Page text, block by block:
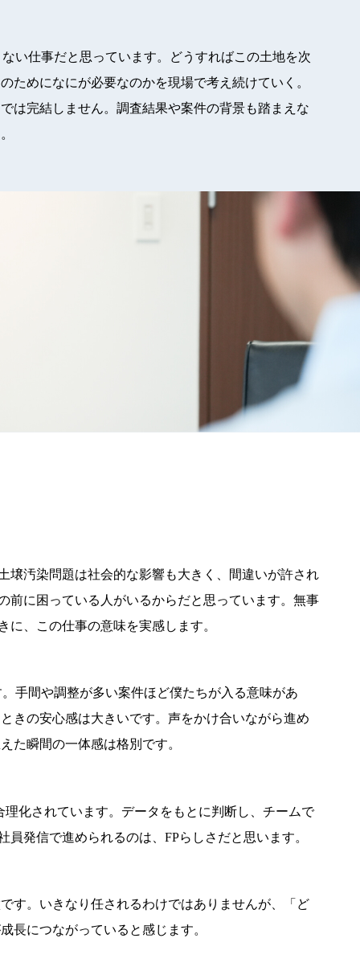
い仕事だと思っています。どうすればこの土地を次
ためになにが必要なのかを現場で考え続けていく。
は完結しません。調査結果や案件の背景も踏まえな
壌汚染問題は社会的な影響も大きく、間違いが許され
前に困っている人がいるからだと思っています。無事
、この仕事の意味を実感します。
手間や調整が多い案件ほど僕たちが入る意味があ
きの安心感は大きいです。声をかけ合いながら進め
た瞬間の一体感は格別です。
化されています。データをもとに判断し、チームで
発信で進められるのは、FPらしさだと思います。
す。いきなり任されるわけではありませんが、「ど
長につながっていると感じます。